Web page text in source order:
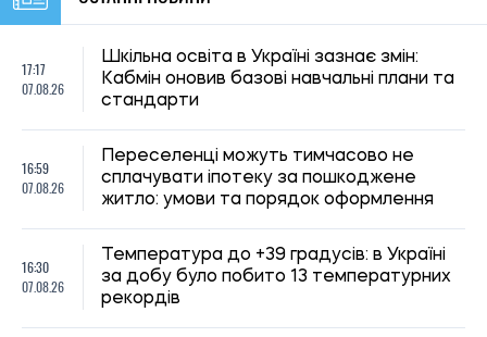
07.08.26
Грошова допомога до 12 300 грн для
мешканців Кривого Рогу: як подати
заявку на виплати
07.08.26
В Україні переглянули правила виплати
лікарняних: хто не отримає повну
компенсацію у 2026 році
07.08.26
Оренда житла для студентів: скільки
коштують квартири та кімнати в різних
містах України